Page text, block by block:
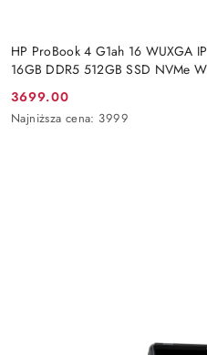
HP ProBook 4 G1ah 16 WUXGA
16GB DDR5 512GB SSD NVMe
Cena
promocyjna:
3699.00
Najniższa
Najniższa cena: 3999